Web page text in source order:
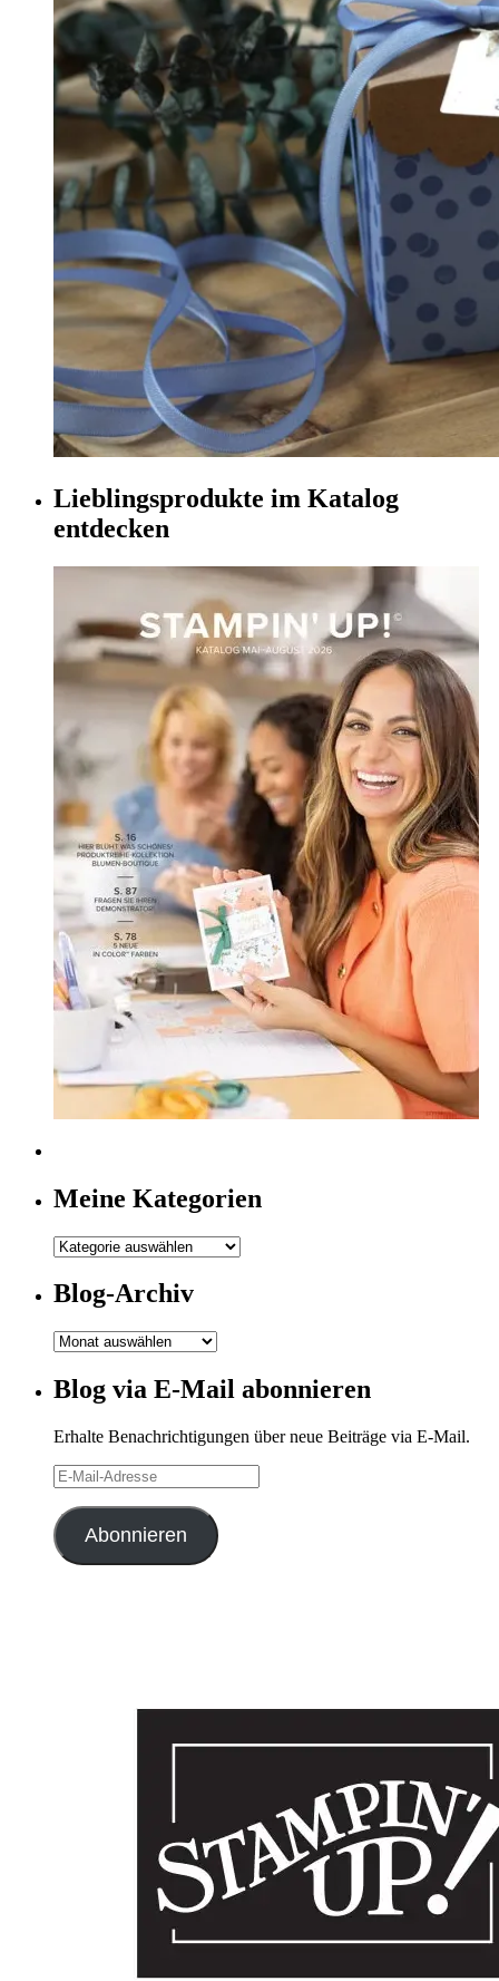
Lieblingsprodukte im Katalog
entdecken
Meine Kategorien
Meine
Blog-Archiv
Blog-
Blog via E-Mail abonnieren
Erhalte Benachrichtigungen über neue Beiträge via E-Mail.
E-
Mail-
Adresse
Abonnieren